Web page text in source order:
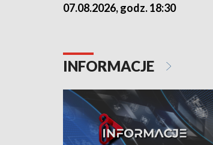
07.08.2026, godz. 18:30
INFORMACJE